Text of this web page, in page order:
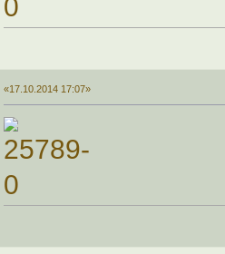
«17.10.2014 17:07»